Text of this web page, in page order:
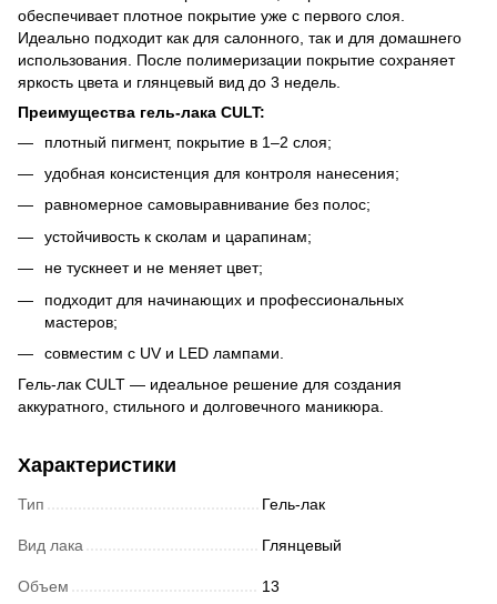
обеспечивает плотное покрытие уже с первого слоя.
Идеально подходит как для салонного, так и для домашнего
использования. После полимеризации покрытие сохраняет
яркость цвета и глянцевый вид до 3 недель.
Преимущества гель-лака CULT:
плотный пигмент, покрытие в 1–2 слоя;
удобная консистенция для контроля нанесения;
равномерное самовыравнивание без полос;
устойчивость к сколам и царапинам;
не тускнеет и не меняет цвет;
подходит для начинающих и профессиональных
мастеров;
совместим с UV и LED лампами.
Гель-лак CULT — идеальное решение для создания
аккуратного, стильного и долговечного маникюра.
Характеристики
Тип Гель-лак
Вид лака Глянцевый
Объем 13